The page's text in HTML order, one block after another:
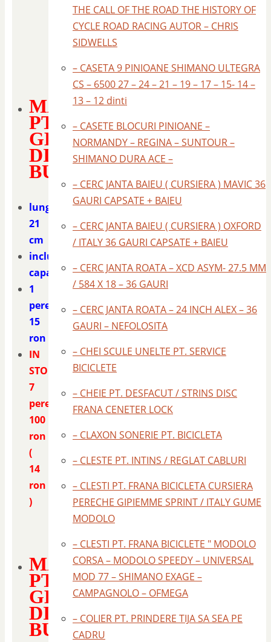
MANSOANE
PT
GHIDON
DIN
BURETE
lungime
21
cm
include
capacele
1
pereche
15
ron
IN
STOC
7
perechi
100
ron
(
14
ron
)
MANSOANE
PT
GHIDON
DIN
BURETE
THE CALL OF THE ROAD THE HISTORY OF
CYCLE ROAD RACING AUTOR – CHRIS
SIDWELLS
– CASETA 9 PINIOANE SHIMANO ULTEGRA
CS – 6500 27 – 24 – 21 – 19 – 17 – 15- 14 –
13 – 12 dinti
– CASETE BLOCURI PINIOANE –
NORMANDY – REGINA – SUNTOUR –
SHIMANO DURA ACE –
– CERC JANTA BAIEU ( CURSIERA ) MAVIC 36
GAURI CAPSATE + BAIEU
– CERC JANTA BAIEU ( CURSIERA ) OXFORD
/ ITALY 36 GAURI CAPSATE + BAIEU
– CERC JANTA ROATA – XCD ASYM- 27.5 MM
/ 584 X 18 – 36 GAURI
– CERC JANTA ROATA – 24 INCH ALEX – 36
GAURI – NEFOLOSITA
– CHEI SCULE UNELTE PT. SERVICE
BICICLETE
– CHEIE PT. DESFACUT / STRINS DISC
FRANA CENETER LOCK
– CLAXON SONERIE PT. BICICLETA
– CLESTE PT. INTINS / REGLAT CABLURI
– CLESTI PT. FRANA BICICLETA CURSIERA
PERECHE GIPIEMME SPRINT / ITALY GUME
MODOLO
– CLESTI PT. FRANA BICICLETE " MODOLO
CORSA – MODOLO SPEEDY – UNIVERSAL
MOD 77 – SHIMANO EXAGE –
CAMPAGNOLO – OFMEGA
– COLIER PT. PRINDERE TIJA SA SEA PE
CADRU